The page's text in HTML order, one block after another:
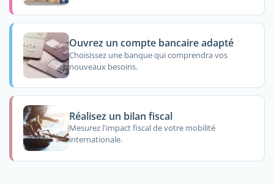
Ouvrez un compte bancaire adapté
Choisissez une banque qui comprendra vos
nouveaux besoins.
Réalisez un bilan fiscal
Mesurez l'impact fiscal de votre mobilité
internationale.